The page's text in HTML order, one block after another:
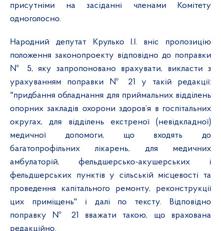
присутніми на засіданні членами Комітету
одноголосно.
Народний депутат Крулько І.І. вніс пропозицію
положення законопроекту відповідно до поправки
№ 5, яку запропоновано врахувати, викласти з
урахуванням поправки № 21 у такій редакції:
"придбання обладнання для приймальних відділень
опорних закладів охорони здоров’я в госпітальних
округах, для відділень екстреної (невідкладної)
медичної допомоги, що входять до
багатопрофільних лікарень, для медичних
амбулаторій, фельдшерсько-акушерських і
фельдшерських пунктів у сільській місцевості та
проведення капітального ремонту, реконструкції
цих приміщень" і далі по тексту. Відповідно
поправку № 21 вважати такою, що врахована
редакційно.